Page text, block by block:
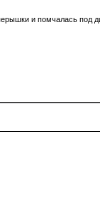
и помчалась